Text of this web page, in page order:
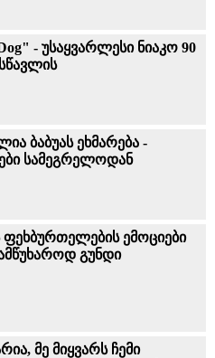
- უსაყვარლესი ნიაკო 90
ბაბუას ეხმარება -
სამეგრელოდან
ემოციები
გუნდი
მე მიყვარს ჩემი